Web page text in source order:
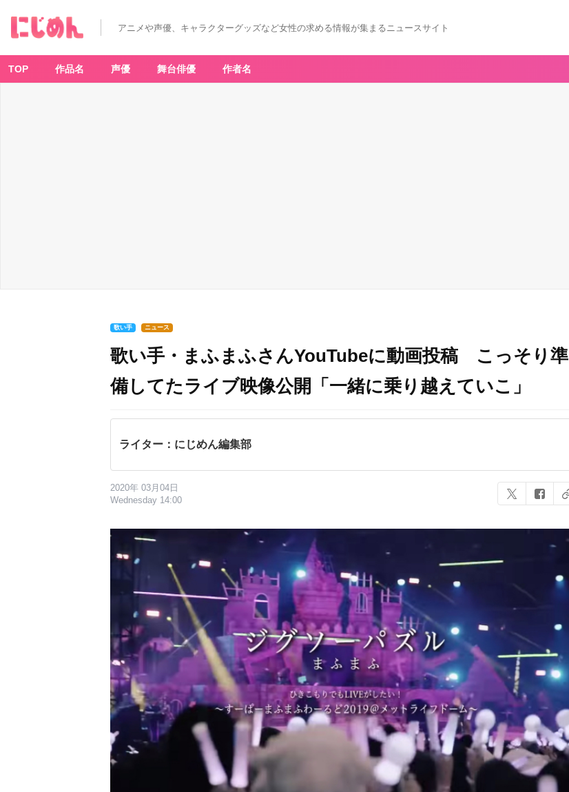
アニメや声優、キャラクターグッズなど女性の求める情報が集まるニュースサイト
TOP 作品名 声優 舞台俳優 作者名
歌い手 ニュース
歌い手・まふまふさんYouTubeに動画投稿 こっそり準
備してたライブ映像公開「一緒に乗り越えていこ」
ライター：にじめん編集部
2020年 03月04日
Wednesday 14:00